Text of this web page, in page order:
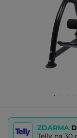
ZDARMA
Telly na 30